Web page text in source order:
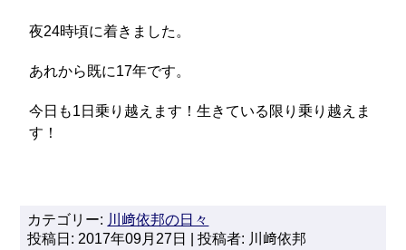
夜24時頃に着きました。
あれから既に17年です。
今日も1日乗り越えます！生きている限り乗り越えま
す！
カテゴリー: 川﨑依邦の日々
投稿日: 2017年09月27日 | 投稿者: 川﨑依邦